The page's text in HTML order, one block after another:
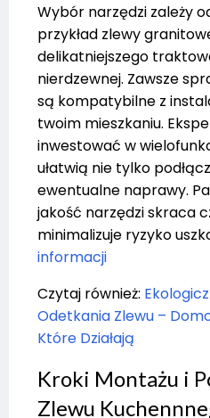
Wybór narzędzi zależy
przykład zlewy
delikatniejszego
nierdzewnej. Zawsze
są kompatybilne z
twoim mieszkaniu.
inwestować w
ułatwią nie tylko
ewentualne naprawy.
jakość narzędzi skraca
minimalizuje ryzyko
informacji
Czytaj również:
Odetkania Zlewu –
Które Działają
Kroki Montażu i
Zlewu